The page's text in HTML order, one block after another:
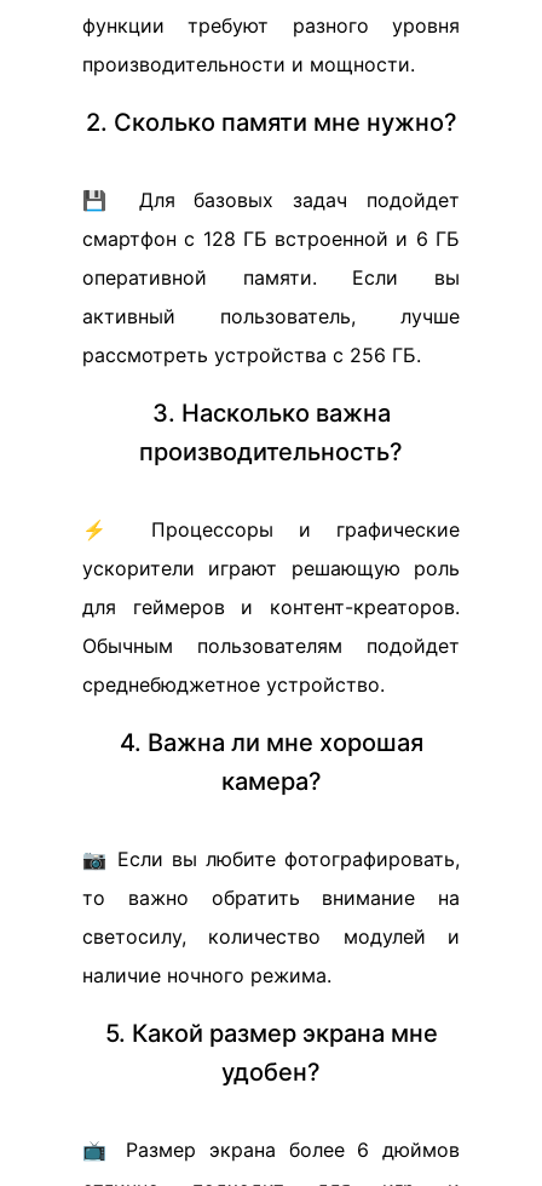
функции требуют разного уровня
производительности и мощности.
2. Сколько памяти мне нужно?
💾 Для базовых задач подойдет
смартфон с 128 ГБ встроенной и 6 ГБ
оперативной памяти. Если вы
активный пользователь, лучше
рассмотреть устройства с 256 ГБ.
3. Насколько важна
производительность?
⚡ Процессоры и графические
ускорители играют решающую роль
для геймеров и контент-креаторов.
Обычным пользователям подойдет
среднебюджетное устройство.
4. Важна ли мне хорошая
камера?
📷 Если вы любите фотографировать,
то важно обратить внимание на
светосилу, количество модулей и
наличие ночного режима.
5. Какой размер экрана мне
удобен?
📺 Размер экрана более 6 дюймов